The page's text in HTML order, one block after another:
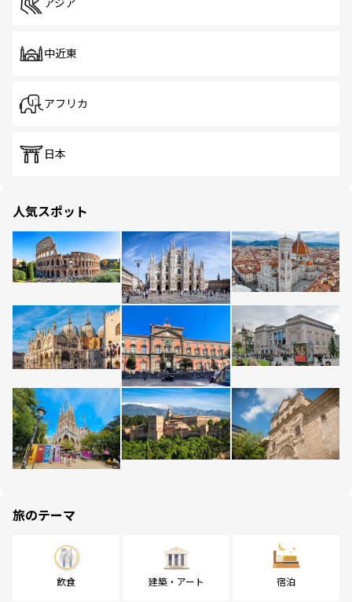
アジア
中近東
アフリカ
日本
人気スポット
旅のテーマ
飲食 建築・アート 宿泊